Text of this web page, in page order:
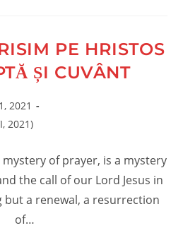
PE HRISTOS
ȘI CUVÂNT
2021
2021)
of prayer, is a mystery
the call of our Lord Jesus in
a renewal, a resurrection
of…